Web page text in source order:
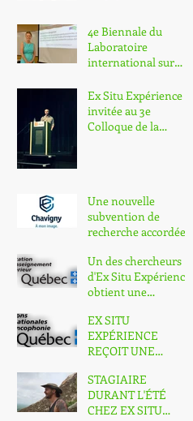
4e Biennale du
Laboratoire
international sur
Deux de nos
chercheurs y part
Ex Situ Expérience
invitée au 3e
Colloque de la
Une nouvelle
subvention de
recherche accordée
l'Éducation et de
l'Enseig
Un des chercheurs
d'Ex Situ Expérience
obtient une
recherche en lien
avec l'in
EX SITU
EXPÉRIENCE
REÇOIT UNE
MINISTÈRE DES
RELATIONS
INTERNATIONALES
STAGIAIRE
DURANT L'ÉTÉ
CHEZ EX SITU